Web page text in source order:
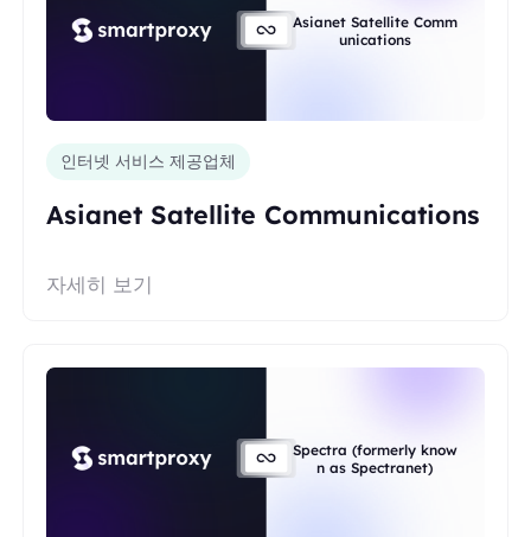
Asianet Satellite Comm
unications
인터넷 서비스 제공업체
Asianet Satellite Communications
자세히 보기
Spectra (formerly know
n as Spectranet)